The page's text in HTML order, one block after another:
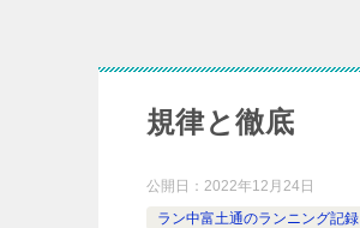
規律と徹底
公開日： 2022年12月24日
ラン中富土通のランニング記録